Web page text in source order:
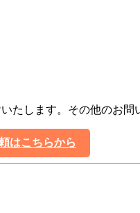
します。その他のお問
はこちらから